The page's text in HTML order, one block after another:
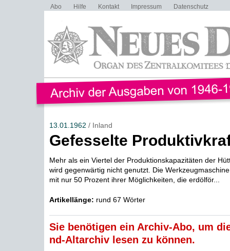
Abo Hilfe Kontakt Impressum Datenschutz
13.01.1962 / Inland
Gefesselte
Mehr als ein Viertel der Produktionskapazitäten der
wird gegenwärtig nicht genutzt. Die
mit nur 50 Prozent ihrer Möglichkeiten, die erdölför...
Artikellänge: rund 67 Wörter
Sie benötigen ein Archiv-Abo, um
nd-Altarchiv lesen zu können.